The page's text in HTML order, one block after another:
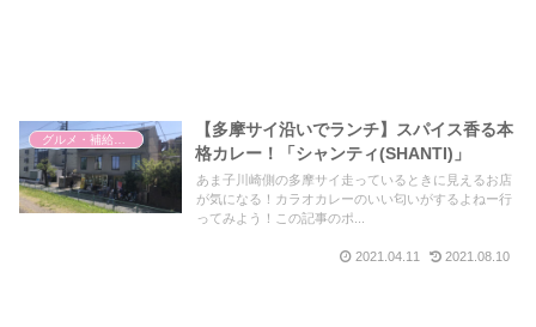
【多摩サイ沿いでランチ】スパイス香る本
格カレー！「シャンティ(SHANTI)」
あま子川崎側の多摩サイ走っているときに見えるお店
が気になる！カラオカレーのいい匂いがするよねー行
ってみよう！この記事のポ...
2021.04.11 2021.08.10